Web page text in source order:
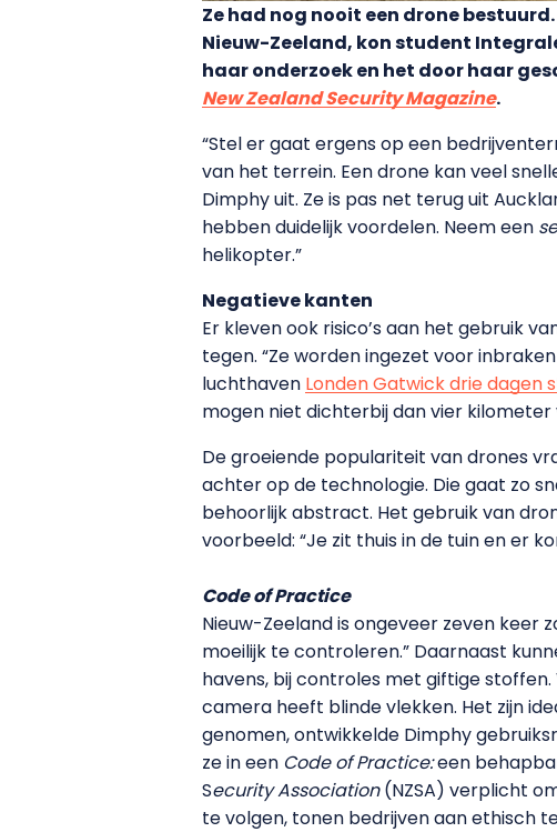
Ze had nog nooit een drone
Nieuw-Zeeland, kon student
haar onderzoek en het door haar
New Zealand Security Magazine.
“Stel er gaat ergens op een
van het terrein. Een drone kan veel
Dimphy uit. Ze is pas net terug uit
hebben duidelijk voordelen. Neem een
helikopter.”
Negatieve kanten
Er kleven ook risico’s aan het gebruik
tegen. “Ze worden ingezet voor
luchthaven Londen Gatwick drie dagen
mogen niet dichterbij dan vier kilometer
De groeiende populariteit van drones
achter op de technologie. Die gaat zo
behoorlijk abstract. Het gebruik van
voorbeeld: “Je zit thuis in de tuin en er
Code of Practice
Nieuw-Zeeland is ongeveer zeven keer
moeilijk te controleren.” Daarnaast
havens, bij controles met giftige
camera heeft blinde vlekken. Het zijn
genomen, ontwikkelde Dimphy
ze in een Code of Practice:een
Security Association(NZSA) verplicht
te volgen, tonen bedrijven aan ethisch